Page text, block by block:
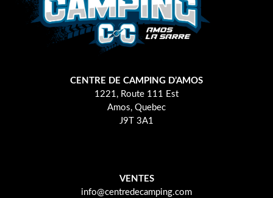
CENTRE DE CAMPING D’AMOS
1221, Route 111 Est
Amos, Quebec
J9T 3A1
VENTES
info@centredecamping.com